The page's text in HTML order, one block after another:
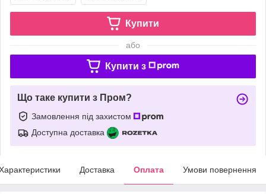
Купити
або
Купити з
Що таке купити з Пром?
Замовлення під захистом
Доступна доставка
Доставка Оплата Умови повернення